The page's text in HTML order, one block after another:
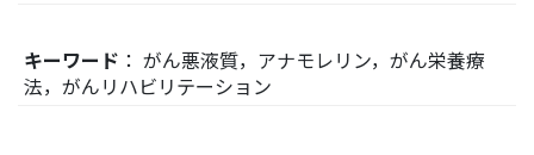
キーワード ： がん悪液質，アナモレリン，がん栄養療
法，がんリハビリテーション